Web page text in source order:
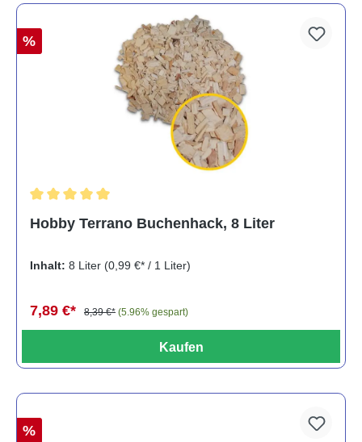
%
Hobby Terrano Buchenhack, 8 Liter
Inhalt: 8 Liter (0,99 €* / 1 Liter)
7,89 €* 8,39 €* (5.96% gespart)
Kaufen
%